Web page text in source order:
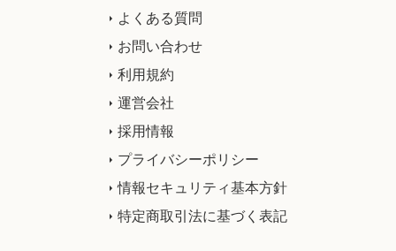
よくある質問
お問い合わせ
利用規約
運営会社
採用情報
プライバシーポリシー
情報セキュリティ基本方針
特定商取引法に基づく表記